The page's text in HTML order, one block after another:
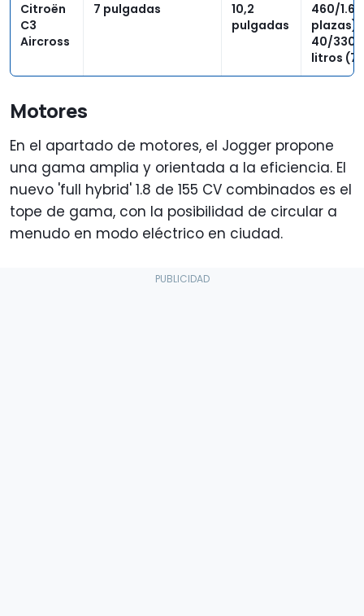
Citroën
C3
Aircross
7 pulgadas
10,2
pulgadas
460/
plazas)
40/330/
litros (7
Motores
En el apartado de motores, el Jogger propone
una gama amplia y orientada a la eficiencia. El
nuevo 'full hybrid' 1.8 de 155 CV combinados es el
tope de gama, con la posibilidad de circular a
menudo en modo eléctrico en ciudad.